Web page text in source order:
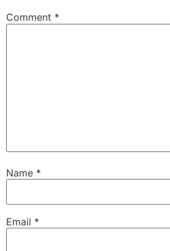
Comment *
Name *
Email *